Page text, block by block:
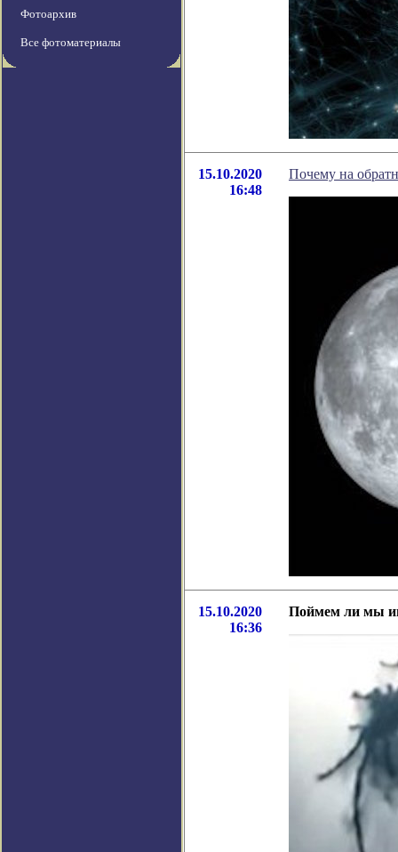
Фотоархив
Все фотоматериалы
15.10.2020
16:48
Почему на
15.10.2020
16:36
Поймем ли мы